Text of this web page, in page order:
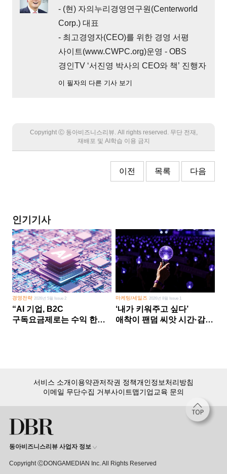
- (현) 자의누리경영연구원(Centerworld
Corp.) 대표
- 최고경영자(CEO)를 위한 경영 서평
사이트(www.CWPC.org)운영 - OBS
경인TV ‘서진영 박사의 CEO와 책’ 진행자
이 필자의 다른 기사 보기
Copyright Ⓒ 동아비즈니스리뷰. All rights reserved. 무단 전재,
재배포 및 AI학습 이용 금지
이전 목록 다음
인기기사
경영전략 2026년 5월 Issue 2
“AI 기업, B2C
구독요금제로는 수익 한계
마케팅/세일즈 2026년 8월 Issue 1
‘내가 키워주고 싶다’
애착이 팬덤 씨앗 시간·감정
서비스 소개이용약관저작권 정책개인정보처리방침
이메일 무단수집 거부사이트맵기업교육 문의
동아비즈니스리뷰 사업자 정보
Copyright ⒸDONGAMEDIAN Inc. All Rights Reserved